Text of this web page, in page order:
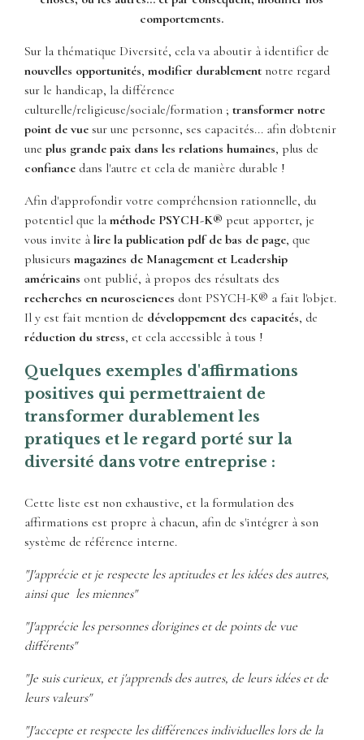
comportements.
Sur la thématique Diversité, cela va aboutir à identifier de
nouvelles opportunités, modifier durablementnotre regard
sur le handicap, la différence
culturelle/religieuse/sociale/formation ; transformer notre
point de vuesur une personne, ses capacités... afin d'obtenir
une plus grande paix dans les relations humaines, plus de
confiancedans l'autre et cela de manière durable !
Afin d'approfondir votre compréhension rationnelle, du
potentiel que la méthode PSYCH-K® peut apporter, je
vous invite à lire la publication pdf de bas de page, que
plusieurs magazines de Management et Leadership
américains ont publié, à propos des résultats des
recherches en neurosciences dont PSYCH-K® a fait l'objet.
Il y est fait mention de développement des capacités, de
réduction du stress, et cela accessible à tous !
Quelques exemples d'affirmations
positives qui permettraient de
transformer durablement les
pratiques et le regard porté sur la
diversité dans votre entreprise :
Cette liste est non exhaustive, et la formulation des
affirmations est propre à chacun, afin de s'intégrer à son
système de référence interne.
"J'apprécie et je respecte les aptitudes et les idées des autres,
ainsi que les miennes"
"J'apprécie les personnes d'origines et de points de vue
différents"
"Je suis curieux, et j'apprends des autres, de leurs idées et de
leurs valeurs"
"J'accepte et respecte les différences individuelles lors de la